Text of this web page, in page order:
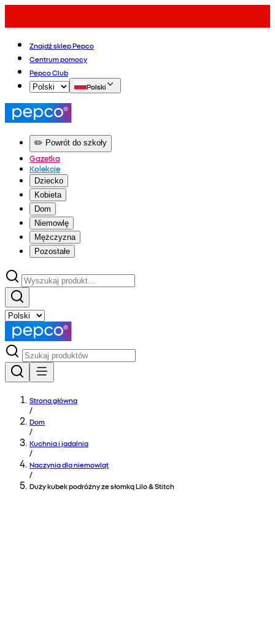
Znajdź sklep Pepco
Centrum pomocy
Pepco Club
Polski
✏️ Powrót do szkoły
Gazetka
Kolekcje
Dziecko
Kobieta
Dom
Niemowlę
Mężczyzna
Pozostałe
Strona główna
/
Dom
/
Kuchnia i jadalnia
/
Naczynia dla niemowląt
/
Duży kubek podróżny ze słomką Lilo & Stitch